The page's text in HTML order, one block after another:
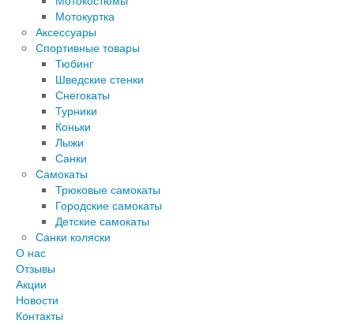
Мотокуртка
Аксессуары
Спортивные товары
Тюбинг
Шведские стенки
Снегокаты
Турники
Коньки
Лыжи
Санки
Самокаты
Трюковые самокаты
Городские самокаты
Детские самокаты
Санки коляски
О нас
Отзывы
Акции
Новости
Контакты